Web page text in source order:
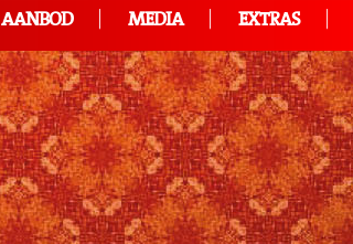
AANBOD MEDIA EXTRAS